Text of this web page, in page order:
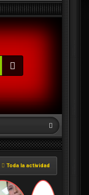
Toda la actividad